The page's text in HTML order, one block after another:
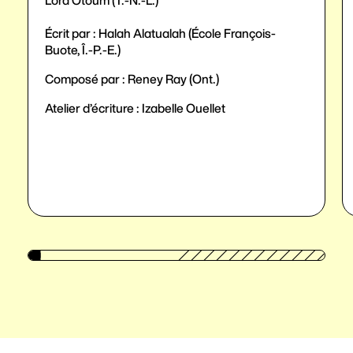
Écrit par : Halah Alatualah (École François-
Buote, Î.-P.-E.)
Composé par : Reney Ray (Ont.)
Atelier d’écriture : Izabelle Ouellet